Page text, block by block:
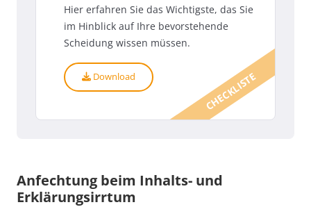
CHECKLISTE
Hier erfahren Sie das Wichtigste, das Sie
im Hinblick auf Ihre bevorstehende
Scheidung wissen müssen.
Download
Anfechtung beim Inhalts- und
Erklärungsirrtum